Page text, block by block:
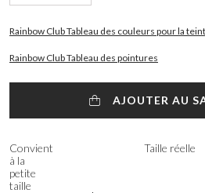
Rainbow Club Tableau des couleurs pour la
Rainbow Club Tableau des pointures
AJOUTER AU
Convient
à la
petite
taille
Taille réelle